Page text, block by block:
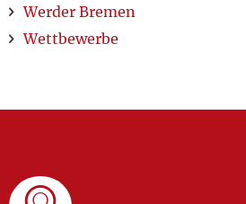
Werder Bremen
Wettbewerbe